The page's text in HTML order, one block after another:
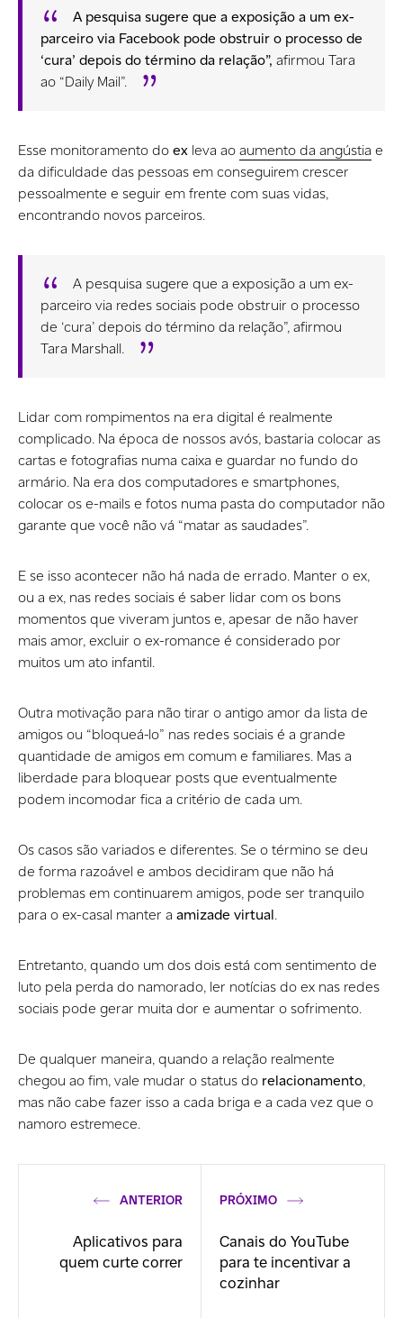
A pesquisa sugere que a exposição a um ex-
parceiro via Facebook pode obstruir o processo de
‘cura’ depois do término da relação”, afirmou Tara
ao “Daily Mail”.
Esse monitoramento doex leva aoaumento da angústia e
da dificuldade das pessoas em conseguirem crescer
pessoalmente e seguir em frente com suas vidas,
encontrando novos parceiros.
A pesquisa sugere que a exposição a um ex-
parceiro via redes sociais pode obstruir o processo
de ‘cura’ depois do término da relação”, afirmou
Tara Marshall.
Lidar com rompimentos na era digital é realmente
complicado. Na época de nossos avós, bastaria colocar as
cartas e fotografias numa caixa e guardar no fundo do
armário. Na era dos computadores e smartphones,
colocar os e-mails e fotos numa pasta do computador não
garante que você não vá “matar as saudades”.
E se isso acontecer não há nada de errado. Manter o ex,
ou a ex, nas redes sociais é saber lidar com os bons
momentos que viveram juntos e, apesar de não haver
mais amor, excluir o ex-romance é considerado por
muitos um ato infantil.
Outra motivação para não tirar o antigo amor da lista de
amigos ou “bloqueá-lo” nas redes sociais é a grande
quantidade de amigos em comum e familiares. Mas a
liberdade para bloquear posts que eventualmente
podem incomodar fica a critério de cada um.
Os casos são variados e diferentes. Se o término se deu
de forma razoável e ambos decidiram que não há
problemas em continuarem amigos, pode ser tranquilo
para o ex-casal manter a amizade virtual.
Entretanto, quando um dos dois está com sentimento de
luto pela perda do namorado, ler notícias do ex nas redes
sociais pode gerar muita dor e aumentar o sofrimento.
De qualquer maneira, quando a relação realmente
chegou ao fim, vale mudar o status do relacionamento,
mas não cabe fazer isso a cada briga e a cada vez que o
namoro estremece.
ANTERIOR
Aplicativos para
quem curte correr
PRÓXIMO
Canais do YouTube
para te incentivar a
cozinhar